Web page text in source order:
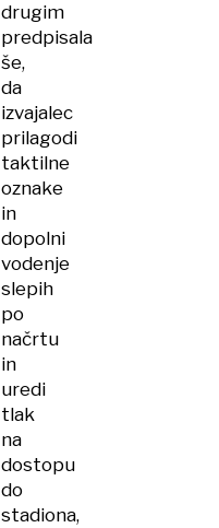
drugim
predpisala
še,
da
izvajalec
prilagodi
taktilne
oznake
in
dopolni
vodenje
slepih
po
načrtu
in
uredi
tlak
na
dostopu
do
stadiona,